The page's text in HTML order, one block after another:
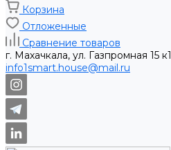
Корзина
Отложенные
Сравнение товаров
г. Махачкала, ул. Газпромная 15 к1
info1smart.house@mail.ru